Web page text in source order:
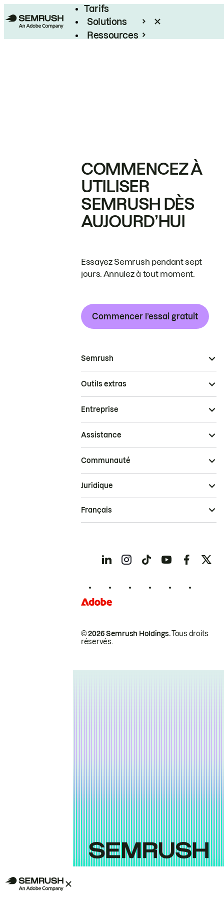
Tarifs
Solutions
Ressources
COMMENCEZ À
UTILISER
SEMRUSH DÈS
AUJOURD’HUI
Essayez Semrush pendant sept
jours. Annulez à tout moment.
Commencer l’essai gratuit
Semrush
Outils extras
Entreprise
Assistance
Communauté
© 2026 Semrush Holdings.Tous droits
réservés.
Juridique
Français